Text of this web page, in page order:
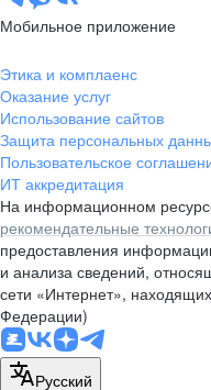
Мобильное приложение
Этика и комплаенс
Оказание услуг
Использование сайтов
Защита персональных
Пользовательское
ИТ аккредитация
На информационном
рекомендательные
предоставления
и анализа сведений,
сети «Интернет»,
Федерации)
Русский